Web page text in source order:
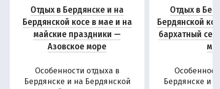
Отдых в Бердянске и на
Бердянской косе в мае и на
майские праздники —
Азовское море
Особенности отдыха в
Бердянске и на Бердянской
Отдых в
Бердянской
бархатный
Бердянске и